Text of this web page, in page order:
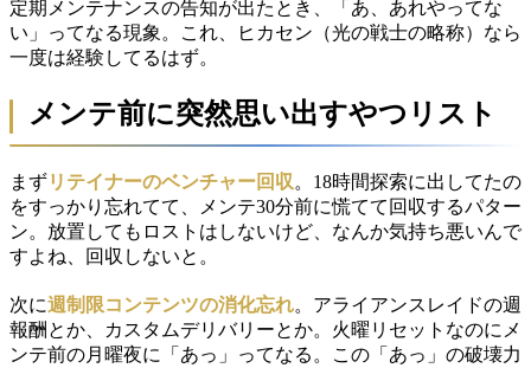
定期メンテナンスの告知が出たとき、「あ、あれやってな
い」ってなる現象。これ、ヒカセン（光の戦士の略称）なら
一度は経験してるはず。
メンテ前に突然思い出すやつリスト
まずリテイナーのベンチャー回収 。18時間探索に出してたの
をすっかり忘れてて、メンテ30分前に慌てて回収するパター
ン。放置してもロストはしないけど、なんか気持ち悪いんで
すよね、回収しないと。
次に週制限コンテンツの消化忘れ。アライアンスレイドの週
報酬とか、カスタムデリバリーとか。火曜リセットなのにメ
ンテ前の月曜夜に「あっ」ってなる。この「あっ」の破壊力